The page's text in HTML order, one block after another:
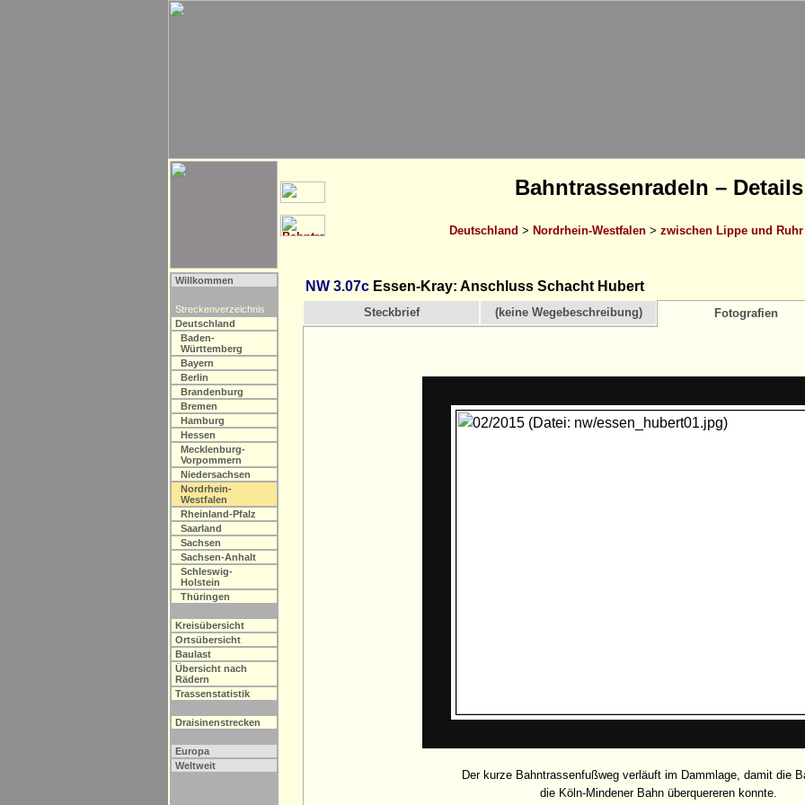
Bahntrassenradeln – Details
Deutschland > Nordrhein-Westfalen> zwischen Lippe und Ruhr
Willkommen
Streckenverzeichnis
Deutschland
Baden-
Württemberg
Bayern
Berlin
Brandenburg
Bremen
Hamburg
Hessen
Mecklenburg-
Vorpommern
Niedersachsen
Nordrhein-
Westfalen
Rheinland-Pfalz
Saarland
Sachsen
Sachsen-Anhalt
Schleswig-
Holstein
Thüringen
Kreisübersicht
Ortsübersicht
Baulast
Übersicht nach
Rädern
Trassenstatistik
Draisinenstrecken
Europa
Weltweit
NW 3.07c Essen-Kray: Anschluss Schacht Hubert
Steckbrief (keine Wegebeschreibung) Fotografien
Der kurze Bahntrassenfußweg verläuft im Dammlage, damit die
die Köln-Mindener Bahn überquereren konnte.